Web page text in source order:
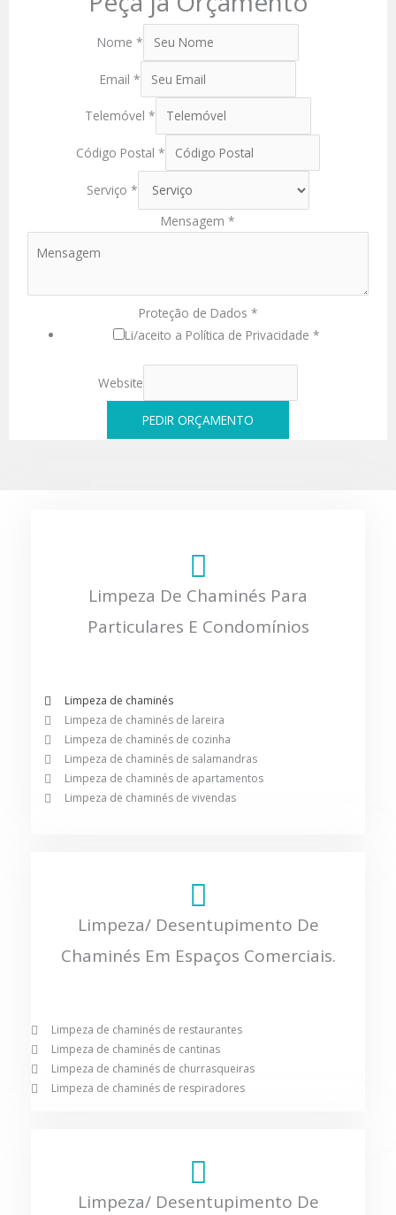
Nome*
Email*
Telemóvel*
Código Postal *
Serviço*
Mensagem *
Proteção de Dados *
Li/aceito a Política de Privacidade *
Website
PEDIR ORÇAMENTO
Limpeza De Chaminés Para
Particulares E Condomínios
Limpeza de chaminés
Limpeza de chaminés de lareira
Limpeza de chaminés de cozinha
Limpeza de chaminés de salamandras
Limpeza de chaminés de apartamentos
Limpeza de chaminés de vivendas
Limpeza/ Desentupimento De
Chaminés Em Espaços Comerciais.
Limpeza de chaminés de restaurantes
Limpeza de chaminés de cantinas
Limpeza de chaminés de churrasqueiras
Limpeza de chaminés de respiradores
Limpeza/ Desentupimento De